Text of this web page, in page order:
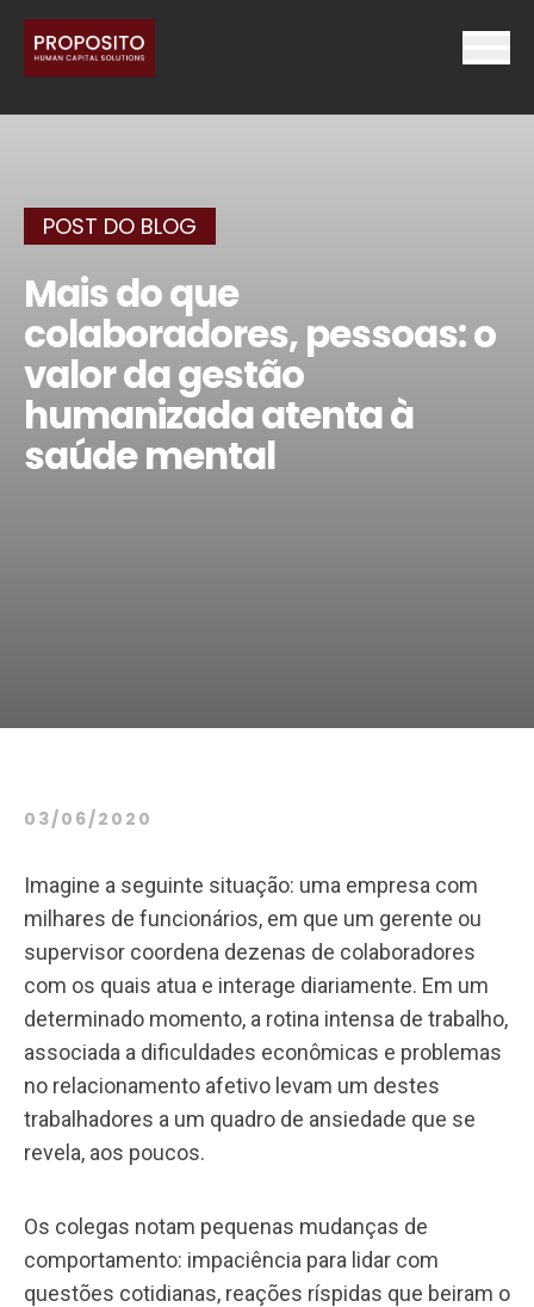
POST DO BLOG
Mais do que
colaboradores, pessoas: o
valor da gestão
humanizada atenta à
saúde mental
03/06/2020
Imagine a seguinte situação: uma empresa com
milhares de funcionários, em que um gerente ou
supervisor coordena dezenas de colaboradores
com os quais atua e interage diariamente. Em um
determinado momento, a rotina intensa de trabalho,
associada a dificuldades econômicas e problemas
no relacionamento afetivo levam um destes
trabalhadores a um quadro de ansiedade que se
revela, aos poucos.
Os colegas notam pequenas mudanças de
comportamento: impaciência para lidar com
questões cotidianas, reações ríspidas que beiram o